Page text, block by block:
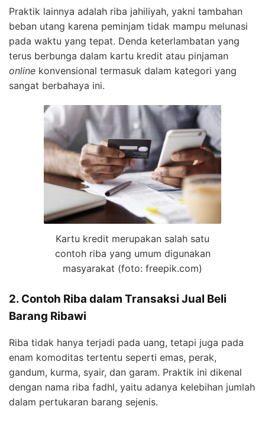
Praktik lainnya adalah riba jahiliyah, yakni tambahan
beban utang karena peminjam tidak mampu melunasi
pada waktu yang tepat. Denda keterlambatan yang
terus berbunga dalam kartu kredit atau pinjaman
online konvensional termasuk dalam kategori yang
sangat berbahaya ini.
Kartu kredit merupakan salah satu
contoh riba yang umum digunakan
masyarakat (foto: freepik.com)
2. Contoh Riba dalam Transaksi Jual Beli
Barang Ribawi
Riba tidak hanya terjadi pada uang, tetapi juga pada
enam komoditas tertentu seperti emas, perak,
gandum, kurma, syair, dan garam. Praktik ini dikenal
dengan nama riba fadhl, yaitu adanya kelebihan jumlah
dalam pertukaran barang sejenis.